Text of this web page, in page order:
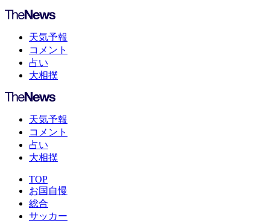
天気予報
コメント
占い
大相撲
天気予報
コメント
占い
大相撲
TOP
お国自慢
総合
サッカー